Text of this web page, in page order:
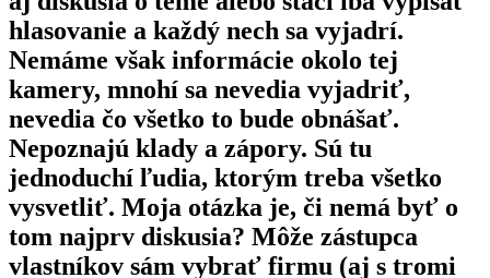
hlasovanie a každý nech sa vyjadrí.
Nemáme však informácie okolo tej
kamery, mnohí sa nevedia vyjadriť,
nevedia čo všetko to bude obnášať.
Nepoznajú klady a zápory. Sú tu
jednoduchí ľudia, ktorým treba všetko
vysvetliť. Moja otázka je, či nemá byť o
tom najprv diskusia? Môže zástupca
vlastníkov sám vybrať firmu (aj s tromi